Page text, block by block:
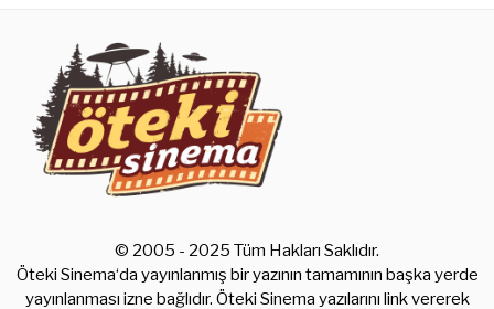
© 2005 - 2025 Tüm Hakları Saklıdır.
Öteki Sinema‘da yayınlanmış bir yazının tamamının başka yerde
yayınlanması izne bağlıdır. Öteki Sinema yazılarını link vererek